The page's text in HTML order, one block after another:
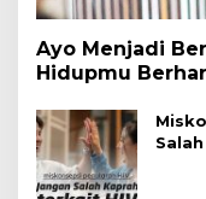
Ayo Menjadi
Hidupmu